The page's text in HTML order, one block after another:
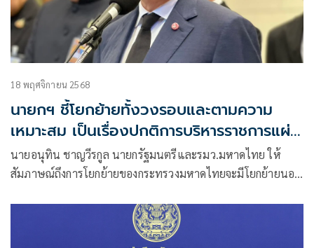
18 พฤศจิกายน 2568
นายกฯ ชี้โยกย้ายทั้งวงรอบและตามความ
เหมาะสม เป็นเรื่องปกติการบริหารราชการแผ่น
ดิน
นายอนุทิน ชาญวีรกูล นายกรัฐมนตรีและรมว.มหาดไทย ให้
สัมภาษณ์ถึงการโยกย้ายของกระทรวงมหาดไทยจะมีโยกย้ายนอก